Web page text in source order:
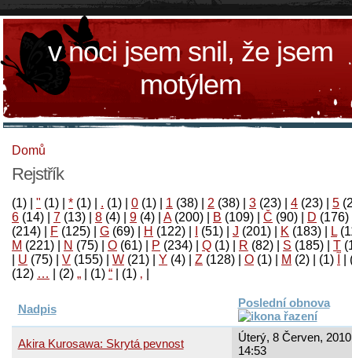
v noci jsem snil, že jsem
motýlem
Domů
Rejstřík
(1) " (1) * (1) . (1) 0 (1) 1 (38) 2 (38) 3 (23) 4 (23) 5
6 (14) 7 (13) 8 (4) 9 (4) A(200) B (109) Č (90) D (176)
(214)
F (125) G (69) H (122) (51) J (201) K (183) L
M (221) N (75) O (61) P (234) Q (1) R (82) S (185) T
U (75) V (155) W (21) Y (4) Z (128) Ο (1) М (2)
(1)
‚
(1)
“
(1)
„
(2)
…
(12)
Nadpis Poslední obnova
Akira Kurosawa: Skrytá pevnost
Úterý, 8 Červen,
14:53